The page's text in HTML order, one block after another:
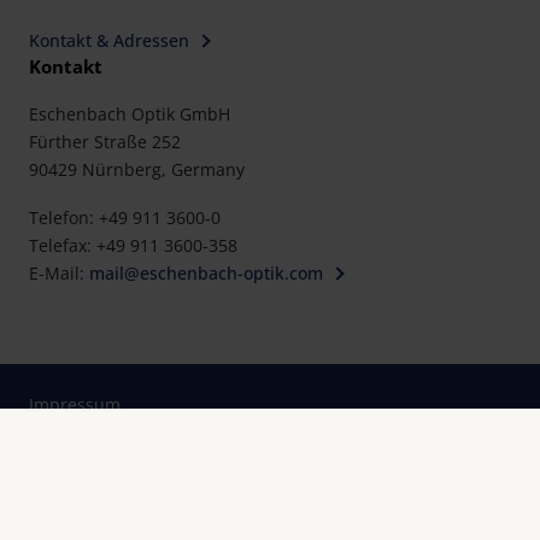
Kontakt & Adressen
Kontakt
Eschenbach Optik GmbH
Fürther Straße 252
90429 Nürnberg, Germany
Telefon: +49 911 3600-0
Telefax: +49 911 3600-358
E-Mail: mail@eschenbach-optik.com
Impressum